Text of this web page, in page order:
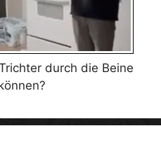
durch die Beine